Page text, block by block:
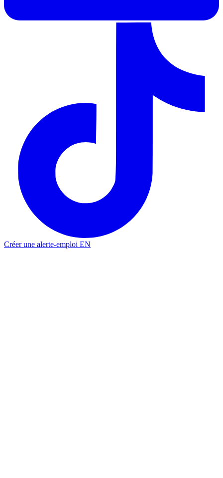
Créer une alerte-emploi EN